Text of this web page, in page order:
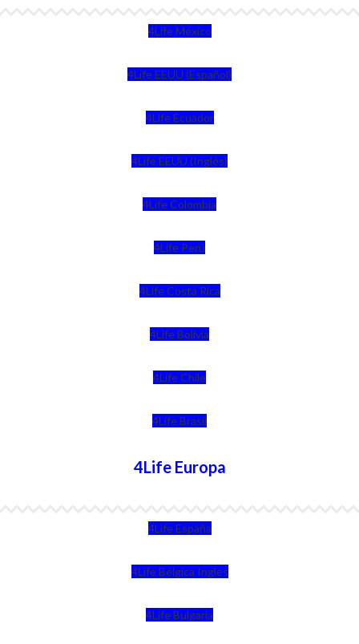
4Life México
4Life EEUU (Español)
4Life Ecuador
4Life EEUU (Inglés)
4Life Colombia
4Life Perú
4Life Costa Rica
4Life Bolivia
4Life Chile
4Life Brasil
4Life Europa
4Life España
4Life Bélgica Ingles
4Life Bulgaria